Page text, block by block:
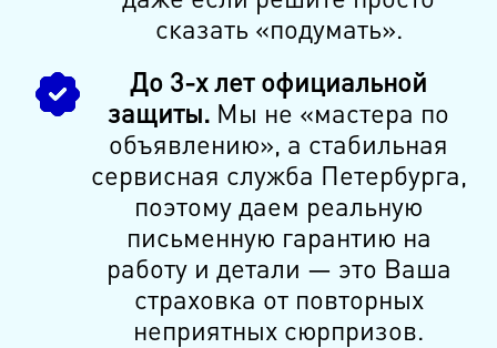
сказать «подумать».
До 3-х лет официальной
защиты. Мы не «мастера по
объявлению», а стабильная
сервисная служба Петербурга,
поэтому даем реальную
письменную гарантию на
работу и детали — это Ваша
страховка от повторных
неприятных сюрпризов.